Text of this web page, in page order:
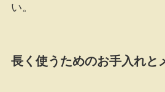
い。
長く使うためのお手入れと